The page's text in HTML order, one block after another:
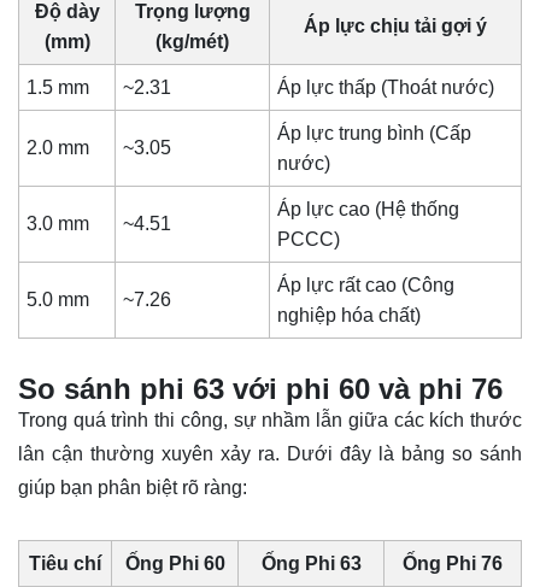
Độ dày
(mm)
Trọng lượng
(kg/mét)
Áp lực chịu tải gợi ý
1.5 mm ~2.31 Áp lực thấp (Thoát nước)
2.0 mm ~3.05
Áp lực trung bình (Cấp
nước)
3.0 mm ~4.51
Áp lực cao (Hệ thống
PCCC)
5.0 mm ~7.26
Áp lực rất cao (Công
nghiệp hóa chất)
So sánh phi 63 với phi 60 và phi 76
Trong quá trình thi công, sự nhầm lẫn giữa các kích thước
lân cận thường xuyên xảy ra. Dưới đây là bảng so sánh
giúp bạn phân biệt rõ ràng:
Tiêu chí Ống Phi 60 Ống Phi 63 Ống Phi 76